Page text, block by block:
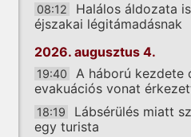
08:12
Halálos áldozata
éjszakai légitámadásnak
2026. augusztus 4.
19:40
A háború kezdete
evakuációs vonat
18:19
Lábsérülés miatt
egy turista